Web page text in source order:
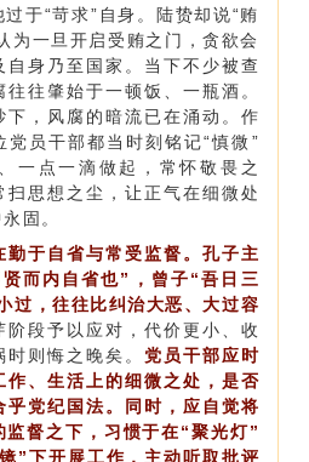
于“苛求”自身。陆贽却说“贿
为一旦开启受贿之门，贪欲会
自身乃至国家。当下不少被查
往肇始于一顿饭、一瓶酒。
下，风腐的暗流已在涌动。作
党员干部都当时刻铭记“慎微”
一点一滴做起，常怀敬畏之
扫思想之尘，让正气在细微处
固。
勤于自省与常受监督。孔子主
而内自省也”，曾子“吾日三
过，往往比纠治大恶、大过容
阶段予以应对，代价更小、收
则悔之晚矣。 党员干部应时
作、生活上的细微之处，是否
乎党纪国法。同时，应自觉将
监督之下，习惯于在“聚光灯”
”下开展工作，主动听取批评